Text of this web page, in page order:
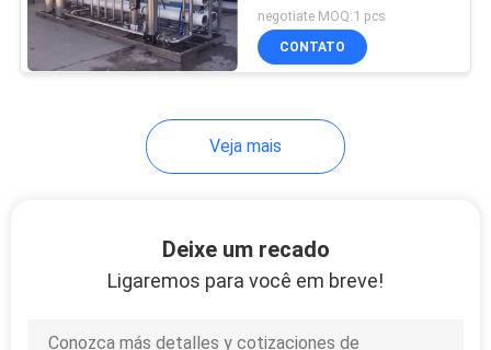
Garrafa de
abastecimento de água
dois com o cartucho do
carbono da areia
negotiate MOQ:1 pcs
CONTATO
Veja mais
Deixe um recado
Ligaremos para você em breve!